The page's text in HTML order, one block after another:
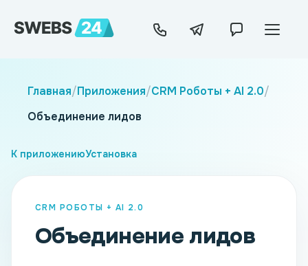
Главная/Приложения/CRM Роботы + AI 2.0/
Объединение лидов
К приложениюУстановка
CRM РОБОТЫ + AI 2.0
Объединение лидов